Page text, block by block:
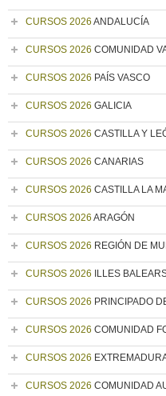
CURSOS 2026 ANDALUCÍA
CURSOS 2026 COMUNIDAD
CURSOS 2026 PAÍS VASCO
CURSOS 2026 GALICIA
CURSOS 2026 CASTILLA Y
CURSOS 2026 CANARIAS
CURSOS 2026 CASTILLA LA
CURSOS 2026 ARAGÓN
CURSOS 2026 REGIÓN DE
CURSOS 2026 ILLES
CURSOS 2026 PRINCIPADO
CURSOS 2026 COMUNIDAD
CURSOS 2026
CURSOS 2026 COMUNIDAD